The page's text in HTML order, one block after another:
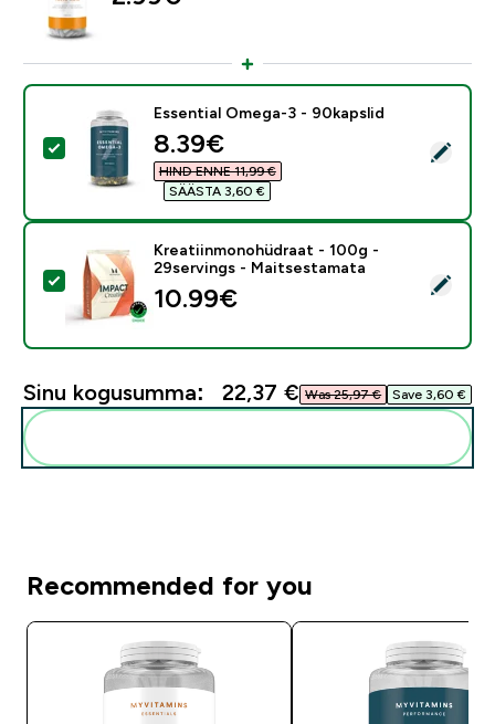
Vali see toode - Essential Omega-3 - 90kapslid
Essential Omega-3 - 90kapslid
discounted price
8.39€‎
HIND ENNE 11,99 €‎
SÄÄSTA 3,60 €‎
Vali see toode - Kreatiinmonohüdraat - 100g -
Kreatiinmonohüdraat - 100g -
29servings - Maitsestamata
10.99€‎
Sinu kogusumma: 22,37 €‎ Was 25,97 €‎ Save 3,60 €‎
Recommended for you